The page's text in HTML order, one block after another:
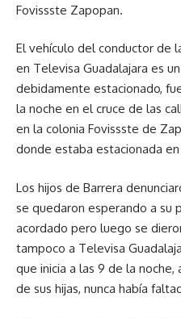
Fovissste Zapopan.
El vehículo del conductor de
en Televisa Guadalajara es
debidamente estacionado,
la noche en el cruce de las
en la colonia Fovissste de
donde estaba estacionada
Los hijos de Barrera
se quedaron esperando a su
acordado pero luego se
tampoco a Televisa
que inicia a las 9 de la noche,
de sus hijas, nunca había